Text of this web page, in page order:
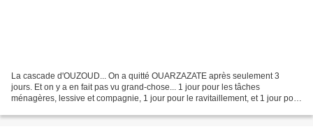
La cascade d'OUZOUD... On a quitté OUARZAZATE après seulement 3
jours. Et on y a en fait pas vu grand-chose... 1 jour pour les tâches
ménagères, lessive et compagnie, 1 jour pour le ravitaillement, et 1 jour pour